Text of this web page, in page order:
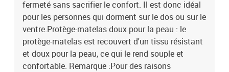
fermeté sans sacrifier le confort. Il est donc idéal
pour les personnes qui dorment sur le dos ou sur le
ventre.Protège-matelas doux pour la peau : le
protège-matelas est recouvert d'un tissu résistant
et doux pour la peau, ce qui le rend souple et
confortable. Remarque :Pour des raisons